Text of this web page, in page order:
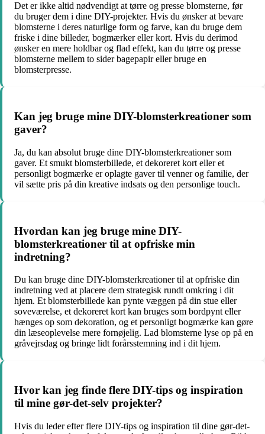
Det er ikke altid nødvendigt at tørre og presse blomsterne, før
du bruger dem i dine DIY-projekter. Hvis du ønsker at bevare
blomsterne i deres naturlige form og farve, kan du bruge dem
friske i dine billeder, bogmærker eller kort. Hvis du derimod
ønsker en mere holdbar og flad effekt, kan du tørre og presse
blomsterne mellem to sider bagepapir eller bruge en
blomsterpresse.
Kan jeg bruge mine DIY-blomsterkreationer som
gaver?
Ja, du kan absolut bruge dine DIY-blomsterkreationer som
gaver. Et smukt blomsterbillede, et dekoreret kort eller et
personligt bogmærke er oplagte gaver til venner og familie, der
vil sætte pris på din kreative indsats og den personlige touch.
Hvordan kan jeg bruge mine DIY-
blomsterkreationer til at opfriske min
indretning?
Du kan bruge dine DIY-blomsterkreationer til at opfriske din
indretning ved at placere dem strategisk rundt omkring i dit
hjem. Et blomsterbillede kan pynte væggen på din stue eller
soveværelse, et dekoreret kort kan bruges som bordpynt eller
hænges op som dekoration, og et personligt bogmærke kan gøre
din læseoplevelse mere fornøjelig. Lad blomsterne lyse op på en
gråvejrsdag og bringe lidt forårsstemning ind i dit hjem.
Hvor kan jeg finde flere DIY-tips og inspiration
til mine gør-det-selv projekter?
Hvis du leder efter flere DIY-tips og inspiration til dine gør-det-